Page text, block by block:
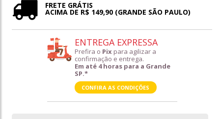
FRETE GRÁTIS
ACIMA DE R$ 149,90 (GRANDE SÃO PAULO)
ENTREGA EXPRESSA
Prefira o Pix para agilizar a
confirmação e entrega.
Em até 4 horas para a Grande
SP.*
CONFIRA AS CONDIÇÕES